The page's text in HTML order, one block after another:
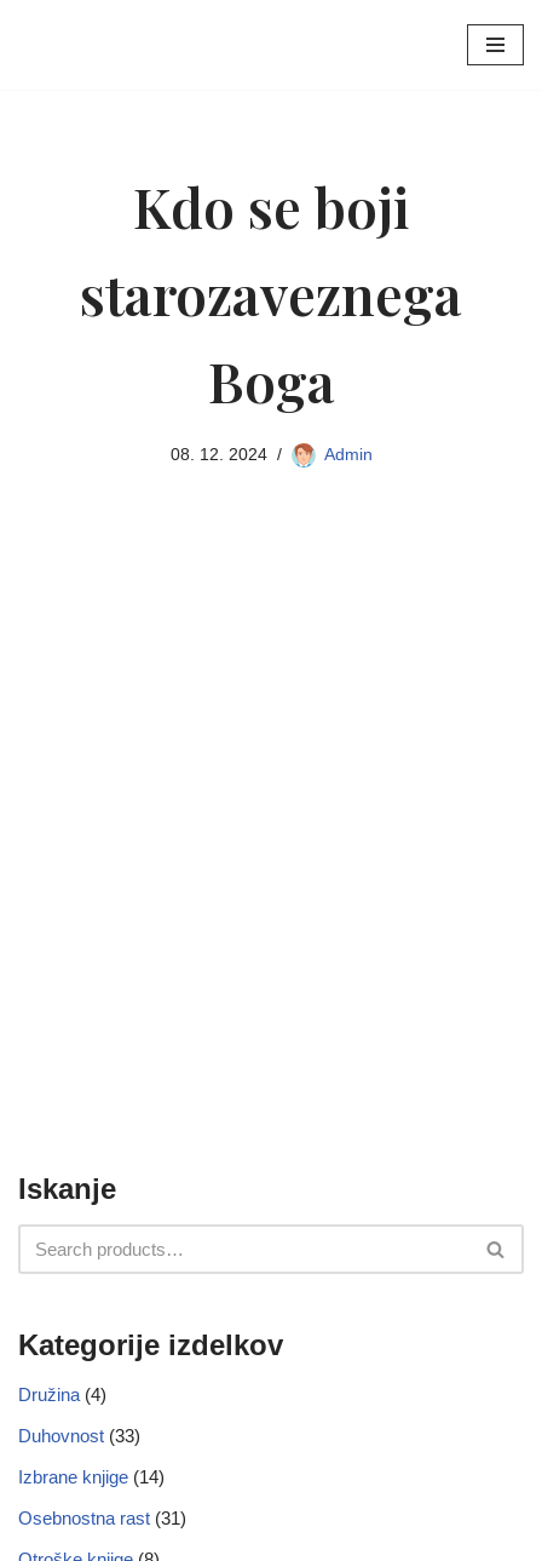
Kdo se boji
starozaveznega
Boga
08. 12. 2024 Admin
Iskanje
Kategorije izdelkov
Družina (4)
Duhovnost (33)
Izbrane knjige (14)
Osebnostna rast (31)